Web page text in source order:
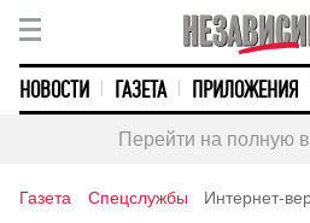
НОВОСТИ ГАЗЕТА ПРИЛОЖЕНИЯ
Перейти на полную
Газета Спецслужбы Интернет-